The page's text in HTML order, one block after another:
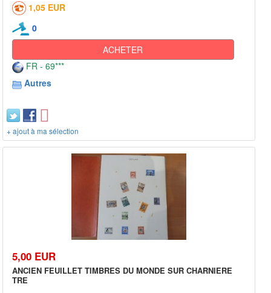
1,05 EUR
0
ACHETER
FR - 69***
Autres
+ ajout à ma sélection
5,00 EUR
ANCIEN FEUILLET TIMBRES DU MONDE SUR CHARNIERE
TRE